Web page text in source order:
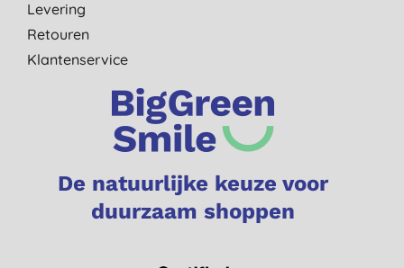
Levering
Retouren
Klantenservice
De natuurlijke keuze voor
duurzaam shoppen